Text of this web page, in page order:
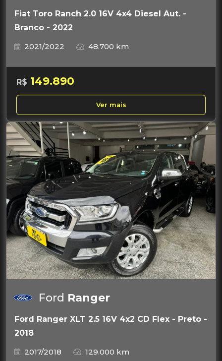
Fiat Toro Ranch 2.0 16V 4x4 Diesel Aut. -
Branco - 2022
2021/2022
48.700 km
R$ 149.890
Ver mais
Ford Ranger
Ford Ranger XLT 2.5 16V 4x2 CD Flex - Preto -
2018
2017/2018
129.000 km